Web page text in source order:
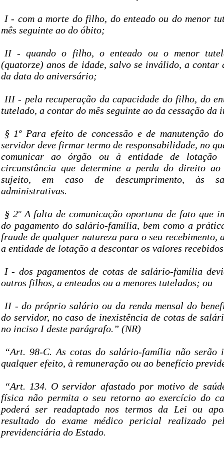
I - com a morte do filho, do enteado ou do menor
mês seguinte ao do óbito;
II - quando o filho, o enteado ou o menor
(quatorze) anos de idade, salvo se inválido, a contar
da data do aniversário;
III - pela recuperação da capacidade do filho, do
tutelado, a contar do mês seguinte ao da cessação da
§ 1º Para efeito de concessão e de manutenção
servidor deve firmar termo de responsabilidade, no
comunicar ao órgão ou à entidade de lotação
circunstância que determine a perda do direito
sujeito, em caso de descumprimento, às
administrativas.
§ 2º A falta de comunicação oportuna de fato que
do pagamento do salário-família, bem como a
fraude de qualquer natureza para o seu recebimento,
a entidade de lotação a descontar os valores
I - dos pagamentos de cotas de salário-família
outros filhos, a enteados ou a menores tutelados; ou
II - do próprio salário ou da renda mensal do
do servidor, no caso de inexistência de cotas de
no inciso I deste parágrafo.” (NR)
“Art. 98-C. As cotas do salário-família não serão
qualquer efeito, à remuneração ou ao benefício
“Art. 134. O servidor afastado por motivo de
física não permita o seu retorno ao exercício do
poderá ser readaptado nos termos da Lei ou
resultado do exame médico pericial realizado
previdenciária do Estado.